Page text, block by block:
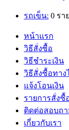
รถเข็น: 0 รา
หน้าแรก
วิธีสั่งซื้อ
วิธีชำระเงิน
วิธีสั่งซื้อทาง
แจ้งโอนเงิน
รายการสั่งซื้
ติดต่อสอบถา
เกี่ยวกับเรา